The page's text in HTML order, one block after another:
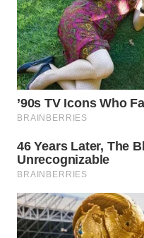
WN
PURWAKARTA
WN
PRIANGAN
TIMUR
SEMARANG
SOLO